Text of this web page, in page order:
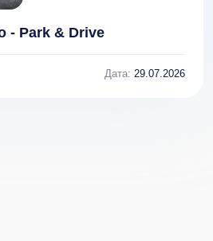
- Park & Drive
Дата: 29.07.2026